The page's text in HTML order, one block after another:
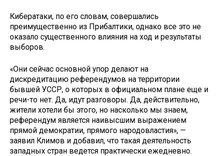
Кибератаки, по его словам, совершались
преимущественно из Прибалтики, однако все это не
оказало существенного влияния на ход и результаты
выборов.
«Они сейчас основной упор делают на
дискредитацию референдумов на территории
бывшей УССР, о которых в официальном плане еще и
речи-то нет. Да, идут разговоры. Да, действительно,
жители хотели бы этого, но насколько мы знаем,
референдум является наивысшим выражением
прямой демократии, прямого народовластия», —
заявил Климов и добавил, что такая деятельность
западных стран ведется практически ежедневно.